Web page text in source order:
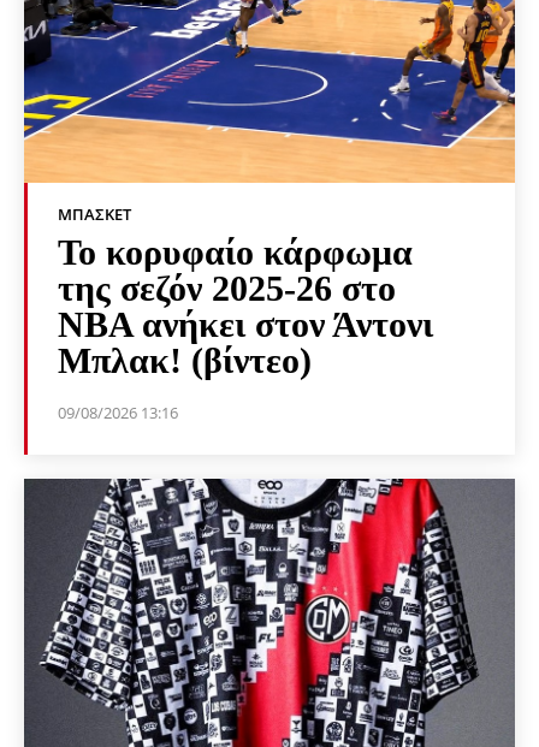
ΜΠΆΣΚΕΤ
Το κορυφαίο κάρφωμα
της σεζόν 2025-26 στο
NBA ανήκει στον Άντονι
Μπλακ! (βίντεο)
09/08/2026 13:16